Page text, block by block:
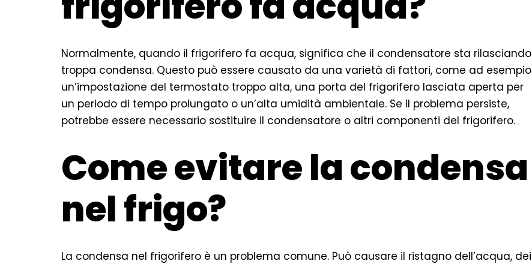
Normalmente, quando il frigorifero fa acqua, significa che il condensatore sta rilasciando
troppa condensa. Questo può essere causato da una varietà di fattori, come ad esempio
un’impostazione del termostato troppo alta, una porta del frigorifero lasciata aperta per
un periodo di tempo prolungato o un’alta umidità ambientale. Se il problema persiste,
potrebbe essere necessario sostituire il condensatore o altri componenti del frigorifero.
Come evitare la condensa
nel frigo?
La condensa nel frigorifero è un problema comune. Può causare il ristagno dell’acqua, dei